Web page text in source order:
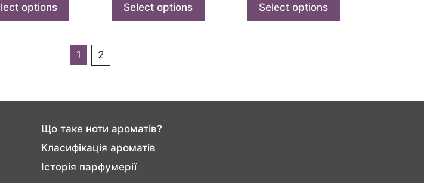
options Select options Select options
1 2
Що таке ноти ароматів?
Класифікація ароматів
Історія парфумерії